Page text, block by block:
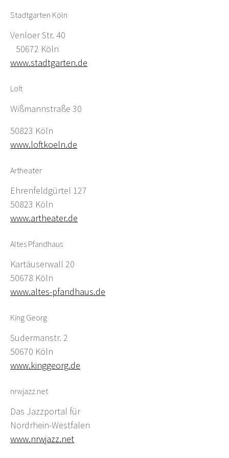
Stadtgarten Köln
Venloer Str. 40
50672 Köln
www.stadtgarten.de
Loft
Wißmannstraße 30
50823 Köln
www.loftkoeln.de
Artheater
Ehrenfeldgürtel 127
50823 Köln
www.artheater.de
Altes Pfandhaus
Kartäuserwall 20
50678 Köln
www.altes-pfandhaus.de
King Georg
Sudermanstr. 2
50670 Köln
www.kinggeorg.de
nrwjazz.net
Das Jazzportal für
Nordrhein-Westfalen
www.nrwjazz.net